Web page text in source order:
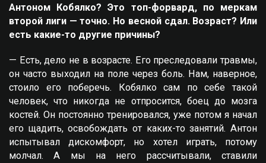
Антоном Кобялко? Это топ-форвард, по меркам
второй лиги — точно. Но весной сдал. Возраст? Или
есть какие-то другие причины?
— Есть, дело не в возрасте. Его преследовали травмы,
он часто выходил на поле через боль. Нам, наверное,
стоило его поберечь. Кобялко сам по себе такой
человек, что никогда не отпросится, боец до мозга
костей. Он постоянно тренировался, уже потом я начал
его щадить, освобождать от каких-то занятий. Антон
испытывал дискомфорт, но хотел играть, потому
молчал. А мы на него рассчитывали, ставили